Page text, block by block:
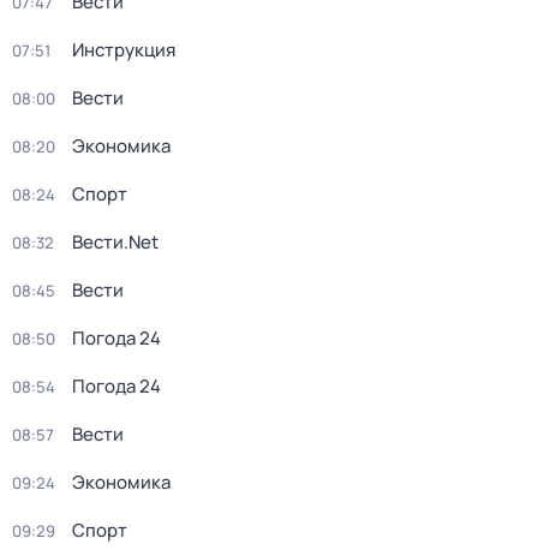
07:51 Инструкция
08:00 Вести
08:20 Экономика
08:24 Спорт
08:32 Вести.Net
08:45 Вести
08:50 Погода 24
08:54 Погода 24
08:57 Вести
09:24 Экономика
09:29 Спорт